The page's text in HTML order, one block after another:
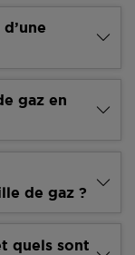
gaz en
de gaz ?
quels sont